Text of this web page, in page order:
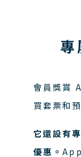
專
會員獎賞
買套票和
它還設有
優惠。